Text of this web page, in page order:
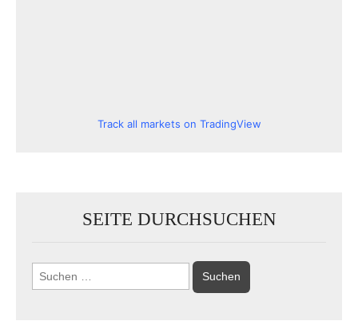
Track all markets on TradingView
SEITE DURCHSUCHEN
Suchen
nach: